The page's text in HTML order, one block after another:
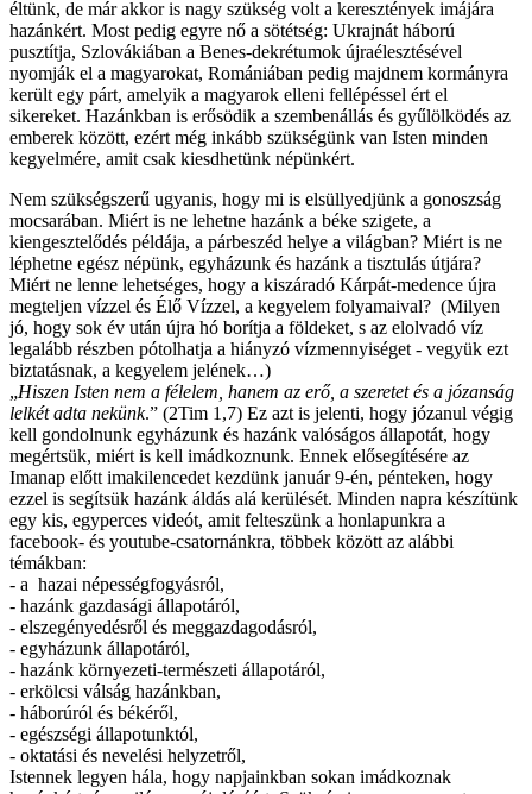
éltünk, de már akkor is nagy szükség volt a keresztények imájára
hazánkért. Most pedig egyre nő a sötétség: Ukrajnát háború
pusztítja, Szlovákiában a Benes-dekrétumok újraélesztésével
nyomják el a magyarokat, Romániában pedig majdnem kormányra
került egy párt, amelyik a magyarok elleni fellépéssel ért el
sikereket. Hazánkban is erősödik a szembenállás és gyűlölködés az
emberek között, ezért még inkább szükségünk van Isten minden
kegyelmére, amit csak kiesdhetünk népünkért.
Nem szükségszerű ugyanis, hogy mi is elsüllyedjünk a gonoszság
mocsarában. Miért is ne lehetne hazánk a béke szigete, a
kiengesztelődés példája, a párbeszéd helye a világban? Miért is ne
léphetne egész népünk, egyházunk és hazánk a tisztulás útjára?
Miért ne lenne lehetséges, hogy a kiszáradó Kárpát-medence újra
megteljen vízzel és Élő Vízzel, a kegyelem folyamaival? (Milyen
jó, hogy sok év után újra hó borítja a földeket, s az elolvadó víz
legalább részben pótolhatja a hiányzó vízmennyiséget - vegyük ezt
biztatásnak, a kegyelem jelének…)
„Hiszen Isten nem a félelem, hanem az erő, a szeretet és a józanság
lelkét adta nekünk.” (2Tim 1,7) Ez azt is jelenti, hogy józanul végig
kell gondolnunk egyházunk és hazánk valóságos állapotát, hogy
megértsük, miért is kell imádkoznunk. Ennek elősegítésére az
Imanap előtt imakilencedet kezdünk január 9-én, pénteken, hogy
ezzel is segítsük hazánk áldás alá kerülését. Minden napra készítünk
egy kis, egyperces videót, amit felteszünk a honlapunkra a
facebook- és youtube-csatornánkra, többek között az alábbi
témákban:
- a hazai népességfogyásról,
- hazánk gazdasági állapotáról,
- elszegényedésről és meggazdagodásról,
- egyházunk állapotáról,
- hazánk környezeti-természeti állapotáról,
- erkölcsi válság hazánkban,
- háborúról és békéről,
- egészségi állapotunktól,
- oktatási és nevelési helyzetről,
Istennek legyen hála, hogy napjainkban sokan imádkoznak